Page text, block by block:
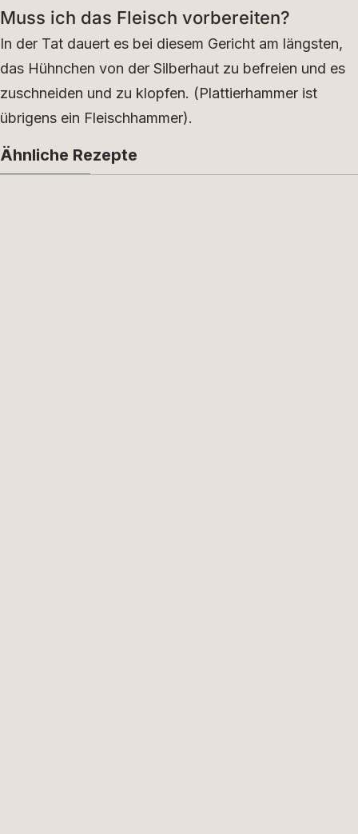
Muss ich das Fleisch vorbereiten?
In der Tat dauert es bei diesem Gericht am längsten,
das Hühnchen von der Silberhaut zu befreien und es
zuschneiden und zu klopfen. (Plattierhammer ist
übrigens ein Fleischhammer).
Ähnliche Rezepte